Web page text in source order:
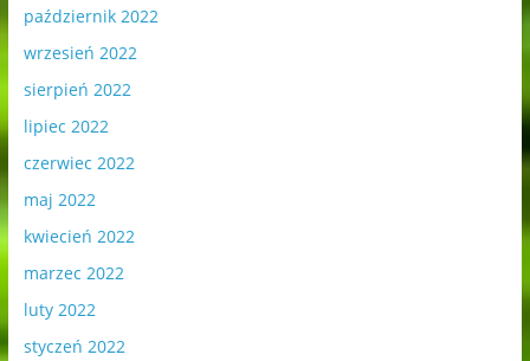
październik 2022
wrzesień 2022
sierpień 2022
lipiec 2022
czerwiec 2022
maj 2022
kwiecień 2022
marzec 2022
luty 2022
styczeń 2022